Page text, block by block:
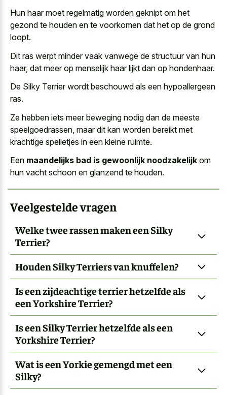
Hun haar moet regelmatig worden geknipt om het
gezond te houden en te voorkomen dat het op de grond
loopt.
Dit ras werpt minder vaak vanwege de structuur van hun
haar, dat meer op menselijk haar lijkt dan op hondenhaar.
De Silky Terrier wordt beschouwd als een hypoallergeen
ras.
Ze hebben iets meerbeweging nodig dan de meeste
speelgoedrassen , maar dit kan worden bereikt met
krachtige spelletjes in een kleine ruimte.
Een maandelijks bad is gewoonlijk noodzakelijk om
hun vacht schoon en glanzend te houden.
Veelgestelde vragen
Welke twee rassen maken een Silky
Terrier?
Houden Silky Terriers van knuffelen?
Is een zijdeachtige terrier hetzelfde als
een Yorkshire Terrier?
Is een Silky Terrier hetzelfde als een
Yorkshire Terrier?
Wat is een Yorkie gemengd met een
Silky?